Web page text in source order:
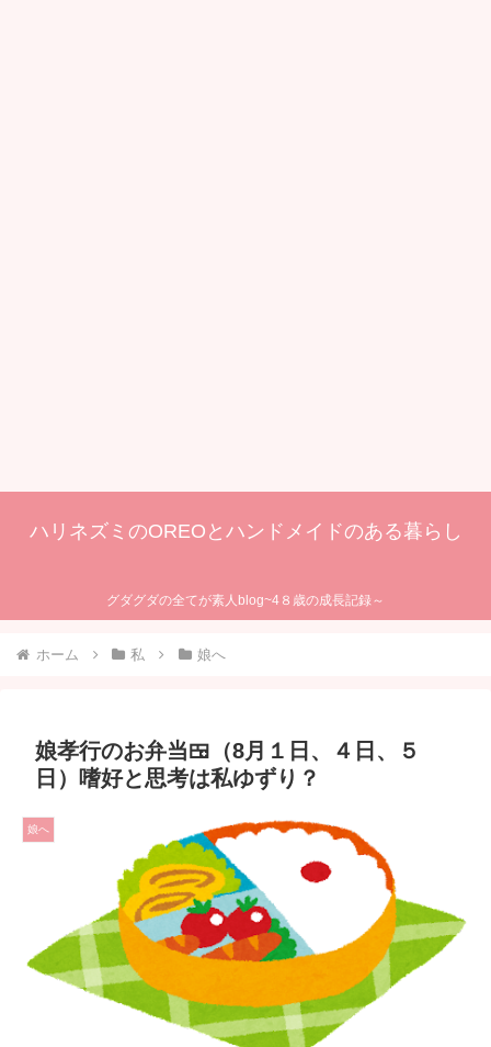
ハリネズミのOREOとハンドメイドのある暮らし
グダグダの全てが素人blog~4８歳の成長記録～
ホーム 私 娘へ
娘孝行のお弁当🍱（8月１日、４日、５
日）嗜好と思考は私ゆずり？
娘へ